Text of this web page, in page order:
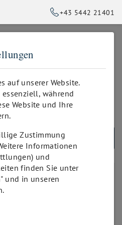
+43 5442 21401
Netto-
Verkaufspreis
Verkaufspreis
auf unserer Website.
während
Website und Ihre
Zustimmung
Informationen
und
finden Sie unter
und in unseren